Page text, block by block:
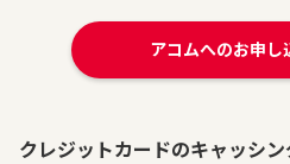
アコムへのお申し
クレジットカードのキャッシ